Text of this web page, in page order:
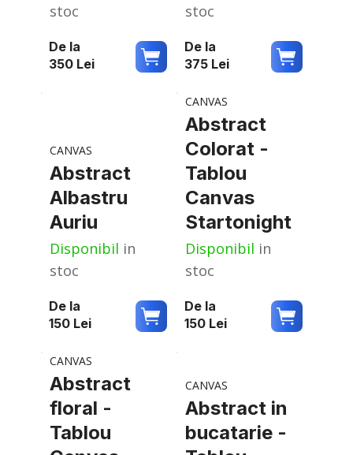
stoc
De la
350 Lei
stoc
De la
375 Lei
CANVAS
Abstract
Albastru
Auriu
Disponibil in
stoc
De la
150 Lei
CANVAS
Abstract
Colorat -
Tablou
Canvas
Startonight
Disponibil in
stoc
De la
150 Lei
CANVAS
Abstract
floral -
Tablou
CANVAS
Abstract in
bucatarie -